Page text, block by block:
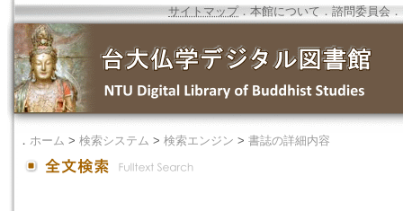
サイトマップ．本館について ． 諮問委員会 ．
． ホーム > 検索システム > 検索エンジン > 書誌の詳細内容